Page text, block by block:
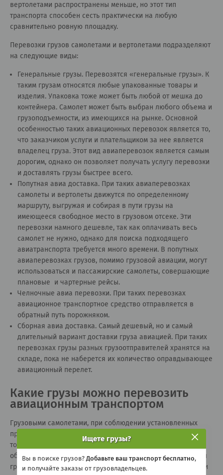
вертолетами распространены меньше, но этот тип
транспорта способен сесть практически на любую
сравнительно ровную площадку.
Перевозки грузов самолетами и вертолетами подразделяют
на следующие виды:
Генеральные грузы. Перевозятся «генеральные грузы». К
таким грузам относятся любые упакованные товары и
изделия. Упаковка тоже может быть любой от мешка до
контейнера. Самолет может быть выбран любого объема и
грузоподъемности, из имеющихся на рынке. Основной
особенностью таких авиационных перевозок является то,
что заказчиком услуги и плательщиком за нее является
владелец груза. Этот вид авиаперевозок является самым
дорогим, однако он позволяет получать услугу перевозки
и доставлять грузы быстрее всего.
Попутная авиа доставка. При таких авиаперевозках
самолеты и вертолеты движутся по определенному
маршруту, выгружая и собирая в пути грузы на
имеющееся свободное место в грузовом отсеке. Эти
перевозки намного дешевле, так как оплачивать весь
самолет не нужно, однако для поиска подходящего
авиатранспорта требуется много времени. В попутных
авиаперевозках грузов, помимо грузовой авиации, могут
использоваться и пассажирские самолеты, совершающие
плановые и чартерные рейсы.
Челночные авиа перевозки. При таких перевозках
авиационное транспортное средство отправляется в
обратный путь порожняком.
Сборная авиа доставка. Самый дешевый, но и самый
длительный вариант доставки груза авиацией. При таких
перевозках грузы разных грузоотправителей хранятся на
складе, пока не наберется их количество оправдывающее
авиационный перелет.
Какие грузы можно перевозить
авиационным транспортом
Грузовыми самолетами, при соблюдении установленных
правил авиаперевозок, можно отправлять любые грузы, в
том числе и опасные. Главное чтобы грузоподъемность и
объем грузового отсека самолета позволял перевезти ваш
груз. При попутных авиаперевозках грузов пассажирскими
Ищете грузы?
Вы в поиске грузов? Добавьте ваш транспорт бесплатно,
и получайте заказы от грузовладельцев.